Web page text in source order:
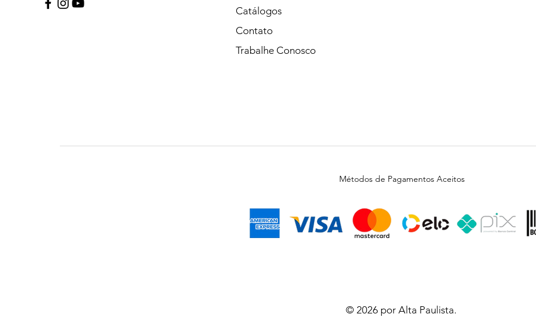
de Plantão)
Catálogos
Contato
Trabalhe Conosco
Métodos de Pagamentos Aceitos
© 2026 por Alta Paulista.